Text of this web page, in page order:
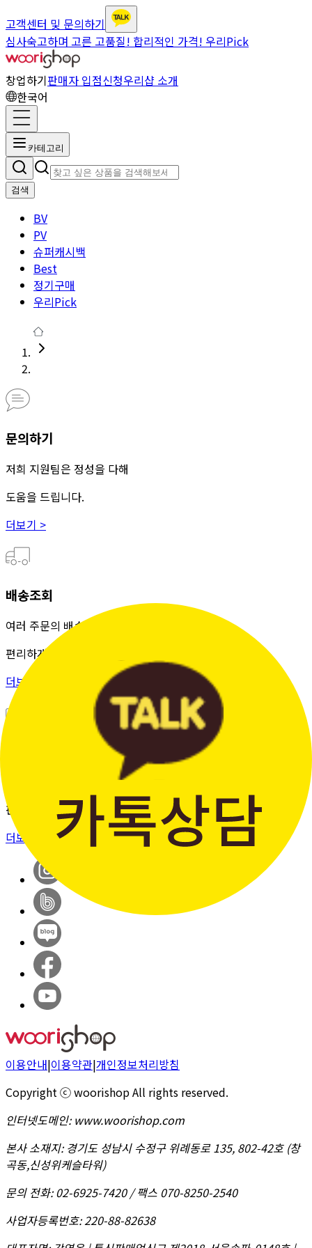
고객센터 및 문의하기
심사숙고하며 고른 고품질! 합리적인 가격! 우리Pick
창업하기판매자 입점신청우리샵 소개
한국어
카테고리
검색
BV
PV
슈퍼캐시백
Best
정기구매
우리Pick
문의하기
저희 지원팀은 정성을 다해
도움을 드립니다.
더보기 >
배송조회
여러 주문의 배송 상태를 한 화면에서
편리하게 조회할 수 있습니다.
더보기 >
간단한 가입 프로세스 & 편리한
판매 시스템
더보기 >
이용안내|이용약관|개인정보처리방침
Copyright ⓒ woorishop All rights reserved.
인터넷도메인:www.woorishop.com
본사 소재지:경기도 성남시 수정구 위례동로 135, 802-42호 (창
곡동,신성위케슬타워)
문의 전화:02-6925-7420 / 팩스 070-8250-2540
사업자등록번호:220-88-82638